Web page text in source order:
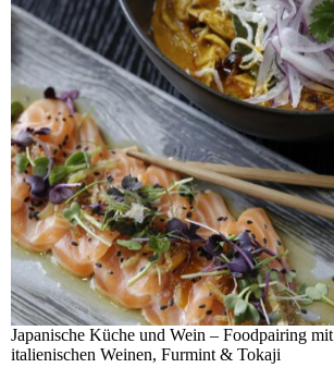
Japanische Küche und Wein – Foodpairing mit
italienischen Weinen, Furmint & Tokaji